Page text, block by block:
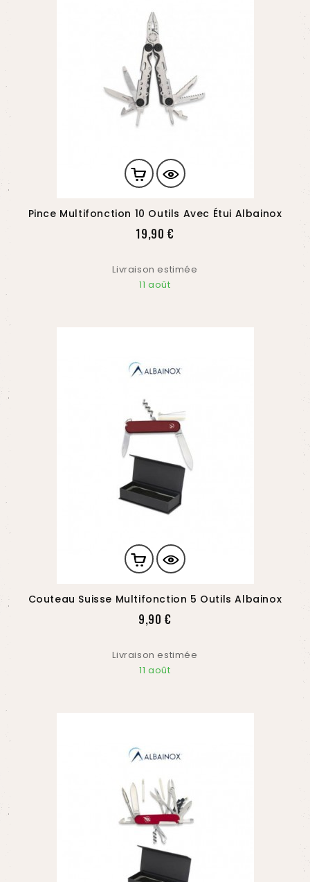
Pince Multifonction 10 Outils Avec Étui Albainox
19,90 €Prix
Livraison estimée
11 août
Couteau Suisse Multifonction 5 Outils Albainox
9,90 €Prix
Livraison estimée
11 août